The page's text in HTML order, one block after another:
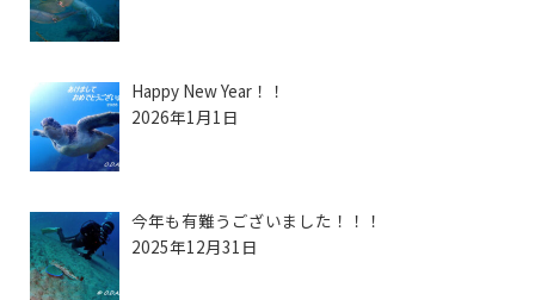
Happy New Year！！
2026年1月1日
今年も有難うございました！！！
2025年12月31日